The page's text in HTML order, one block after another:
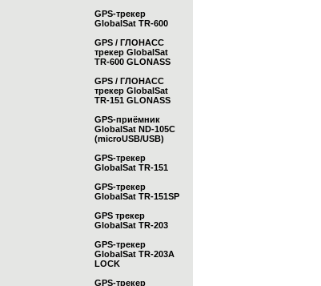
GPS-трекер
GlobalSat TR-600
GPS / ГЛОНАСС
трекер GlobalSat
TR-600 GLONASS
GPS / ГЛОНАСС
трекер GlobalSat
TR-151 GLONASS
GPS-приёмник
GlobalSat ND-105C
(microUSB/USB)
GPS-трекер
GlobalSat TR-151
GPS-трекер
GlobalSat TR-151SP
GPS трекер
GlobalSat TR-203
GPS-трекер
GlobalSat TR-203А
LOCK
GPS-трекер